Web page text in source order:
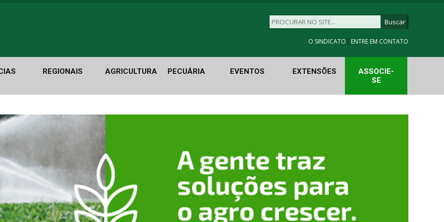
O SINDICATO | ENTRE EM CONTATO
REGIONAIS AGRICULTURA PECUÁRIA EVENTOS EXTENSÕES
ASSOCIE-
SE